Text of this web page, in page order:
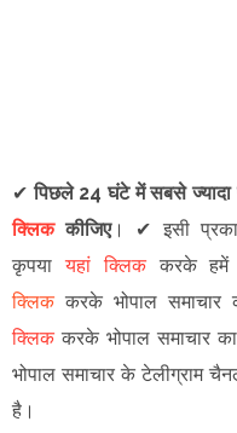
✔ पिछले 24 घंटे में सबसे
क्लिककीजिए। ✔ इसी
कृपयायहां क्लिककरके हमें
क्लिककरके भोपाल समाचार
क्लिककरके भोपाल समाचार
भोपाल समाचार के टेलीग्राम
है।